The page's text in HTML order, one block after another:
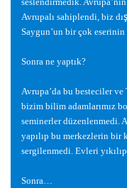
Avrupalı sahiplendi, biz dış
Saygun’un bir çok
Sonra ne yaptık?
Avrupa’da bu besteciler
bizim bilim adamlarımız bo
seminerler düzenlenmedi.
yapılıp bu merkezlerin bir
sergilenmedi. Evleri
Sonra…